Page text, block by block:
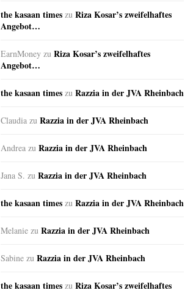
the kasaan times zu Riza Kosar’s zweifelhaftes
Angebot…
EarnMoney zu Riza Kosar’s zweifelhaftes
Angebot…
the kasaan times zu Razzia in der JVA Rheinbach
Claudia zu Razzia in der JVA Rheinbach
Andrea zu Razzia in der JVA Rheinbach
Jana S. zu Razzia in der JVA Rheinbach
the kasaan times zu Razzia in der JVA Rheinbach
Melanie zu Razzia in der JVA Rheinbach
Sabine zu Razzia in der JVA Rheinbach
the kasaan times zu Riza Kosar’s zweifelhaftes